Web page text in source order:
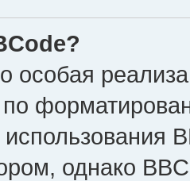
особая
однако